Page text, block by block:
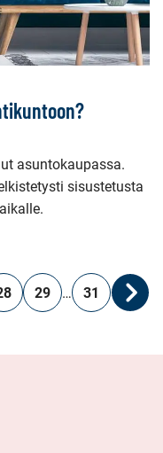
asuntokaupassa.
sisustetusta
29 … 31